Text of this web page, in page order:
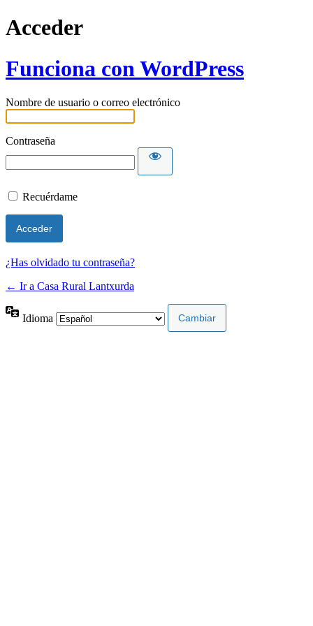
Acceder
Funciona con WordPress
Nombre de usuario o correo electrónico
Contraseña
Recuérdame
¿Has olvidado tu contraseña?
← Ir a Casa Rural Lantxurda
Idioma